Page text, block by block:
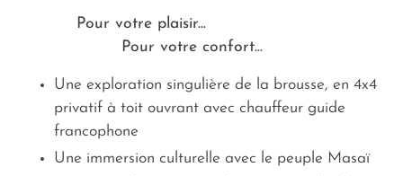
Pour votre plaisir...
Pour votre confort...
Une exploration singulière de la brousse, en 4x4
privatif à toit ouvrant avec chauffeur guide
francophone
Une immersion culturelle avec le peuple Masaï